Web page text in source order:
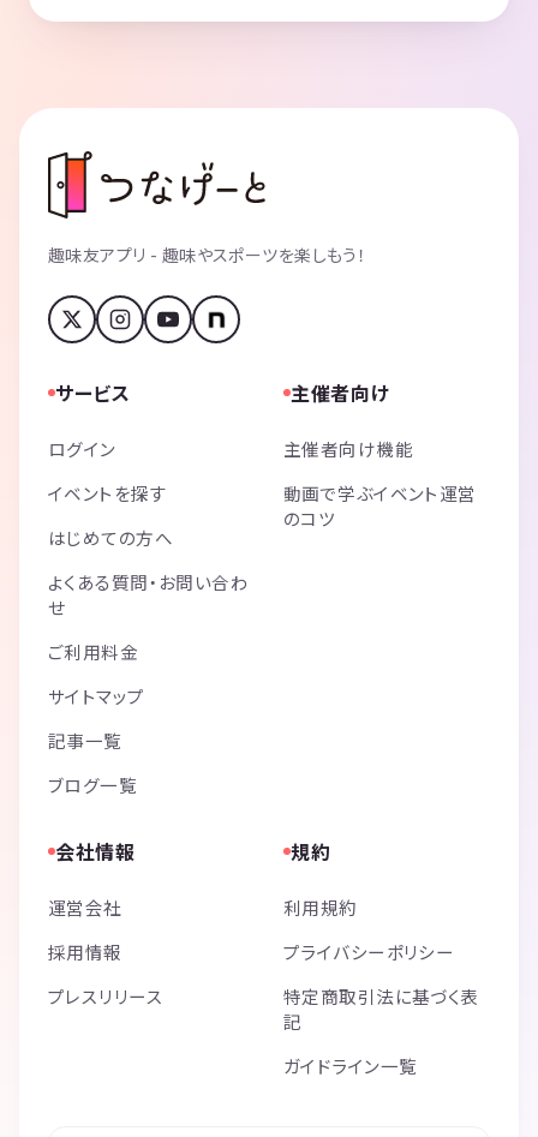
趣味友アプリ - 趣味やスポーツを楽しもう！
サービス
ログイン
イベントを探す
はじめての方へ
よくある質問・お問い合わ
せ
ご利用料金
サイトマップ
記事一覧
ブログ一覧
主催者向け
主催者向け機能
動画で学ぶイベント運営
のコツ
会社情報
運営会社
採用情報
プレスリリース
規約
利用規約
プライバシーポリシー
特定商取引法に基づく表
記
ガイドライン一覧